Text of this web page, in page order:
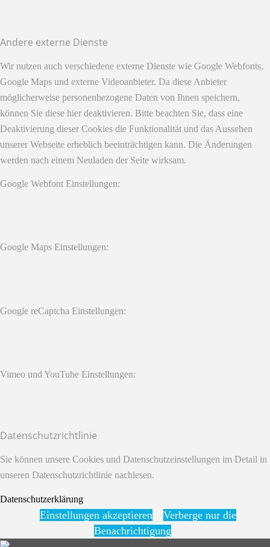
Andere externe Dienste
Wir nutzen auch verschiedene externe Dienste wie Google Webfonts,
Google Maps und externe Videoanbieter. Da diese Anbieter
möglicherweise personenbezogene Daten von Ihnen speichern,
können Sie diese hier deaktivieren. Bitte beachten Sie, dass eine
Deaktivierung dieser Cookies die Funktionalität und das Aussehen
unserer Webseite erheblich beeinträchtigen kann. Die Änderungen
werden nach einem Neuladen der Seite wirksam.
Google Webfont Einstellungen:
Google Maps Einstellungen:
Google reCaptcha Einstellungen:
Vimeo und YouTube Einstellungen:
Datenschutzrichtlinie
Sie können unsere Cookies und Datenschutzeinstellungen im Detail in
unseren Datenschutzrichtlinie nachlesen.
Datenschutzerklärung
Einstellungen akzeptieren
Verberge nur die
Benachrichtigung